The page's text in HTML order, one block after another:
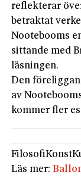
reflekterar
betraktat
Nootebooms
sittande med
läsningen.
Den
av
kommer fler
FilosofiKonst
Läs mer: